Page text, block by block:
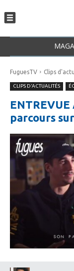
FuguesTV Clips
CLIPS D'ACTUALITÉS
ENTREVUE
parcours